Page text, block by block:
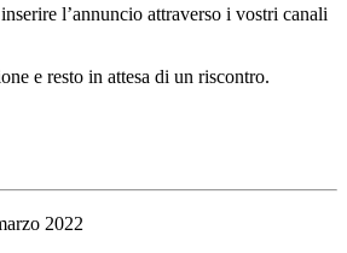
l’annuncio attraverso i vostri canali
e resto in attesa di un riscontro.
2022